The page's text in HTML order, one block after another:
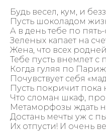
Будь весел, кум, и
Пусть шоколадом
А в день тебе по
Зеленых капает на
Жена, что всех
Тебе пусть внемлет с
Когда гуляя по
Почувствует себя
Пусть покричит пока
Что сломан шкаф,
Метаморфозы ждать
Достань мечты уж с
Их отпусти! И очень